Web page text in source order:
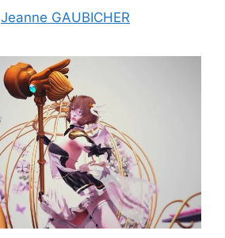
Jeanne GAUBICHER